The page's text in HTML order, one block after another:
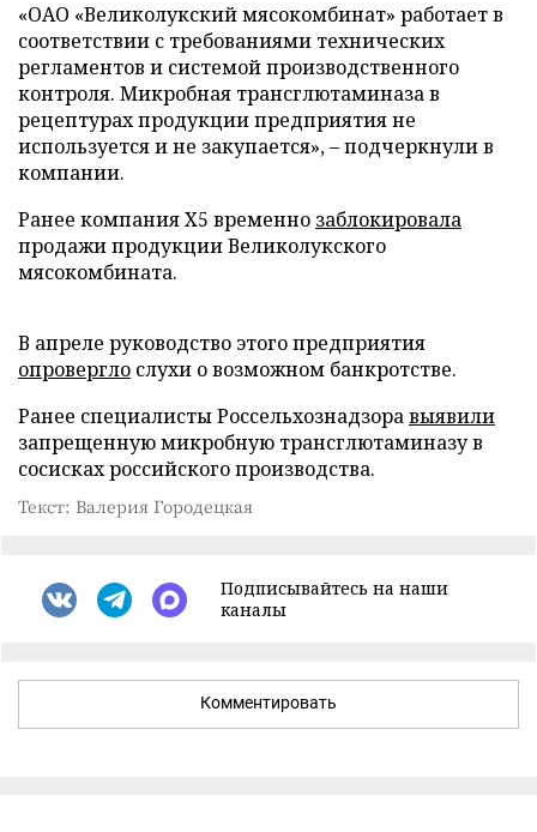
«ОАО «Великолукский мясокомбинат» работает в
соответствии с требованиями технических
регламентов и системой производственного
контроля. Микробная трансглютаминаза в
рецептурах продукции предприятия не
используется и не закупается», – подчеркнули в
компании.
Ранее компания X5 временно заблокировала
продажи продукции Великолукского
мясокомбината.
В апреле руководство этого предприятия
опровергло слухи о возможном банкротстве.
Ранее специалисты Россельхознадзоравыявили
запрещенную микробную трансглютаминазу в
сосисках российского производства.
Текст: Валерия Городецкая
Подписывайтесь на наши
каналы
Комментировать